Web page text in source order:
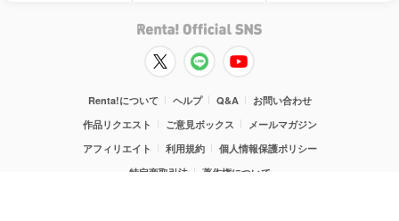
Renta!について ヘルプ Q&A
お問い合わせ
作品リクエスト
ご意見ボックス
メールマガジン
アフィリエイト
利用規約
個人情報保護ポリシー
特定商取引法
著作権について